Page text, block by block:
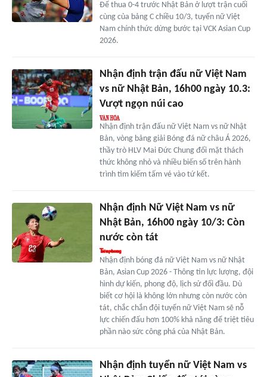
Để thua 0-4 trước Nhật Bản ở lượt trận cuối
cùng của bảng C chiều 10/3, tuyển nữ Việt
Nam chính thức dừng bước tại VCK Asian Cup
2026.
Nhận định trận đấu nữ Việt Nam
vs nữ Nhật Bản, 16h00 ngày 10.3:
Vượt ngọn núi cao
Nhận định trận đấu nữ Việt Nam vs nữ Nhật
Bản, vòng bảng giải Bóng đá nữ châu Á 2026,
thầy trò HLV Mai Đức Chung đối mặt thách
thức không nhỏ và nhiều biến số trên hành
trình tìm kiếm tấm vé vào tứ kết.
Nhận định Nữ Việt Nam vs nữ
Nhật Bản, 16h00 ngày 10/3: Còn
nước còn tát
Nhận định bóng đá nữ Việt Nam vs nữ Nhật
Bản, Asian Cup 2026 - Thông tin lực lượng, đội
hình dự kiến, phong độ, lịch sử đối đầu. Dù
biết cơ hội là không lớn nhưng còn nước còn
tát, chắc chắn đội tuyển nữ Việt Nam sẽ nỗ
lực chiến đấu hơn 100% khả năng để triệt tiêu
phần nào sức công phá của Nhật Bản.
Nhận định tuyển nữ Việt Nam vs